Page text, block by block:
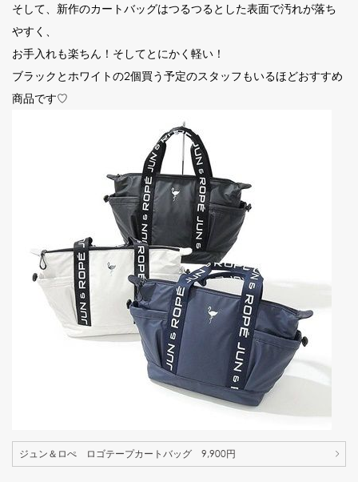
そして、新作のカートバッグはつるつるとした表面で汚れが落ち
やすく、
お手入れも楽ちん！そしてとにかく軽い！
ブラックとホワイトの2個買う予定のスタッフもいるほどおすすめ
商品です♡
ジュン＆ロぺ ロゴテープカートバッグ 9,900円